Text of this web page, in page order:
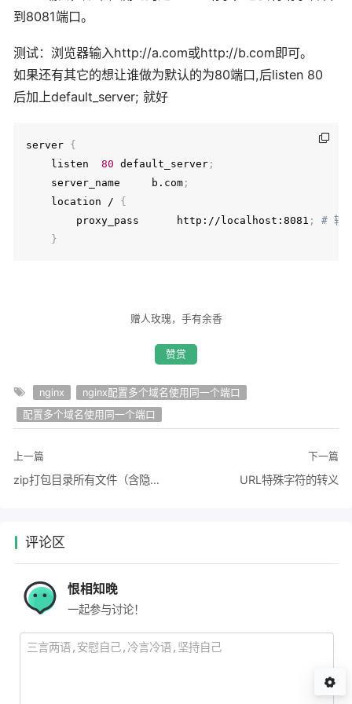
到8081端口。
测试：浏览器输入http://a.com或http://b.com即可。
如果还有其它的想让谁做为默认的为80端口,后listen 80
后加上default_server; 就好
server {
    listen
80 default_server ;
    server_name     b.com
;
    location /
{
        proxy_pass      http://localhost:8081
;
# 转
}
赠人玫瑰，手有余香
赞赏
nginx
nginx配置多个域名使用同一个端口
配置多个域名使用同一个端口
上一篇
zip打包目录所有文件（含隐藏文件/夹）
下一篇
URL特殊字符的转义
评论区
恨相知晚
一起参与讨论！